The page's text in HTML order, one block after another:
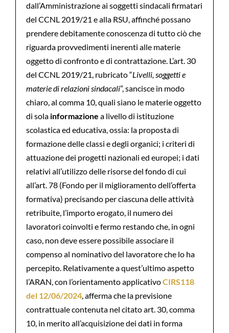
dall’Amministrazione ai soggetti sindacali firmatari
del CCNL 2019/21 e alla RSU, affinché possano
prendere debitamente conoscenza di tutto ciò che
riguarda provvedimenti inerenti alle materie
oggetto di confronto e di contrattazione. L’art. 30
del CCNL 2019/21, rubricato “Livelli, soggetti e
materie di relazioni sindacali”, sancisce in modo
chiaro, al comma 10, quali siano le materie oggetto
di sola informazione a livello di istituzione
scolastica ed educativa, ossia: la proposta di
formazione delle classi e degli organici; i criteri di
attuazione dei progetti nazionali ed europei; i dati
relativi all’utilizzo delle risorse del fondo di cui
all’art. 78 (Fondo per il miglioramento dell’offerta
formativa) precisando per ciascuna delle attività
retribuite, l’importo erogato, il numero dei
lavoratori coinvolti e fermo restando che, in ogni
caso, non deve essere possibile associare il
compenso al nominativo del lavoratore che lo ha
percepito. Relativamente a quest’ultimo aspetto
l’ARAN, con l’orientamento applicativoCIRS118
del 12/06/2024, afferma che la previsione
contrattuale contenuta nel citato art. 30, comma
10, in merito all’acquisizione dei dati in forma